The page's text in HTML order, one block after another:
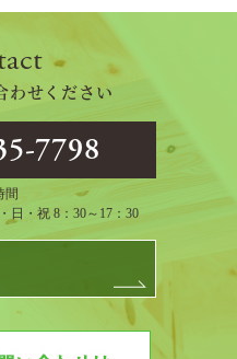
わせください
7798
間
日・祝 8：30～17：30